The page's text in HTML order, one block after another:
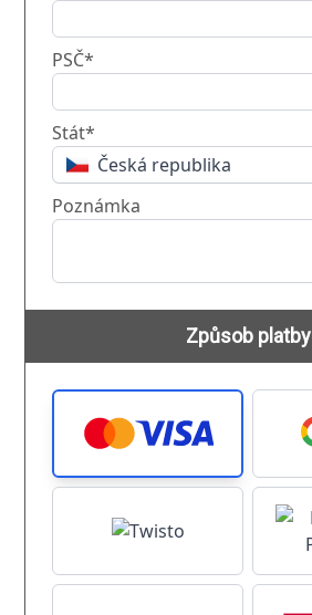
PSČ*
Stát*
Česká republika
Poznámka
Způsob platby